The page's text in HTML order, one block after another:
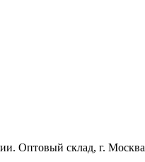
Оптовый склад, г. Москва